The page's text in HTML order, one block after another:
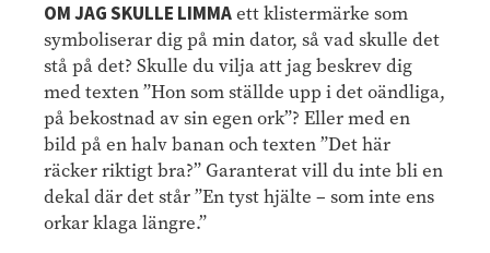
OM JAG SKULLE LIMMAett klistermärke som
symboliserar dig på min dator, så vad skulle det
stå på det? Skulle du vilja att jag beskrev dig
med texten ”Hon som ställde upp i det oändliga,
på bekostnad av sin egen ork”? Eller med en
bild på en halv banan och texten ”Det här
räcker riktigt bra?” Garanterat vill du inte bli en
dekal där det står ”En tyst hjälte – som inte ens
orkar klaga längre.”